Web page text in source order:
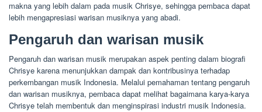
makna yang lebih dalam pada musik Chrisye, sehingga pembaca dapat
lebih mengapresiasi warisan musiknya yang abadi.
Pengaruh dan warisan musik
Pengaruh dan warisan musik merupakan aspek penting dalam biografi
Chrisye karena menunjukkan dampak dan kontribusinya terhadap
perkembangan musik Indonesia. Melalui pemahaman tentang pengaruh
dan warisan musiknya, pembaca dapat melihat bagaimana karya-karya
Chrisye telah membentuk dan menginspirasi industri musik Indonesia.